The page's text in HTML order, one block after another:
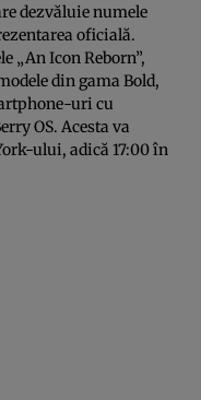
dezvăluie numele
oficială.
„An Icon Reborn”,
din gama Bold,
uri cu
OS. Acesta va
ului, adică 17:00 în